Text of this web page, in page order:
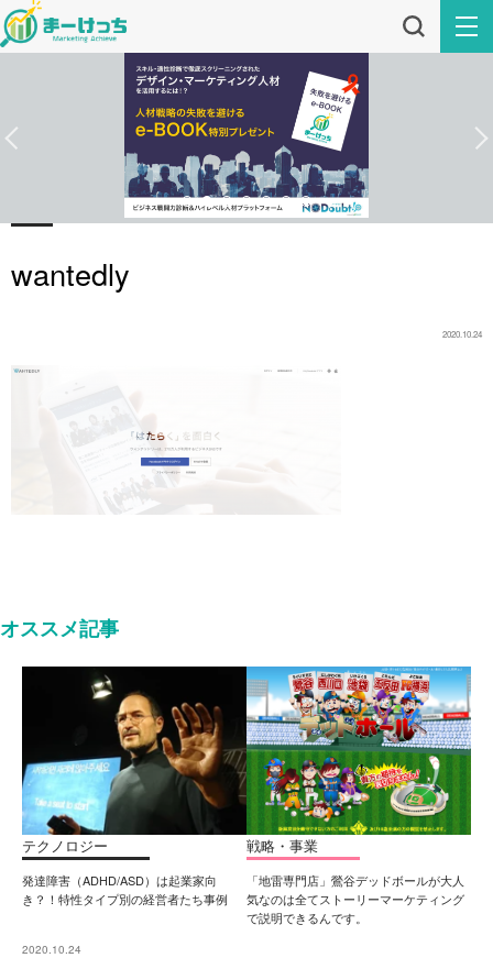
wantedly
2020.10.24
オススメ記事
テクノロジー
発達障害（ADHD/ASD）は起業家向
き？！特性タイプ別の経営者たち事例
2020.10.24
戦略・事業
「地雷専門店」鶯谷デッドボールが大人
気なのは全てストーリーマーケティング
で説明できるんです。